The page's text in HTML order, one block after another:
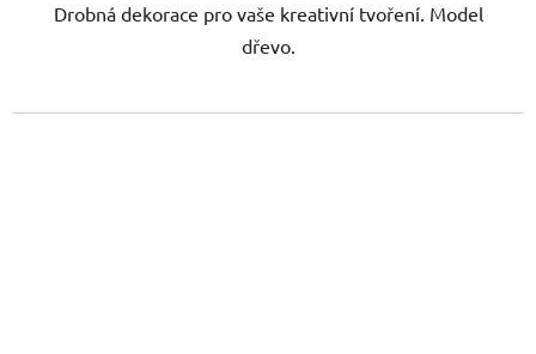
Drobná dekorace pro vaše kreativní tvoření. Model
dřevo.